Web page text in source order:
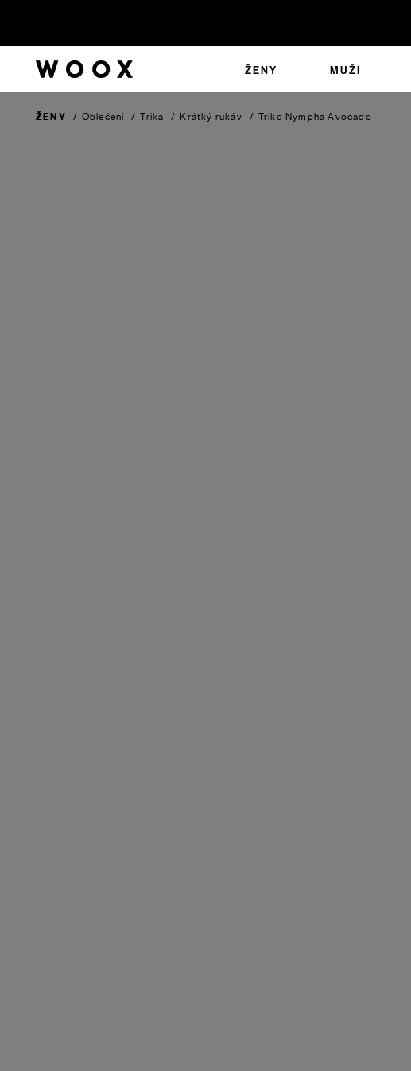
ŽENY MUŽI
ŽENY / Oblečení / Trika / Krátký rukáv / Triko NymphaAvocado